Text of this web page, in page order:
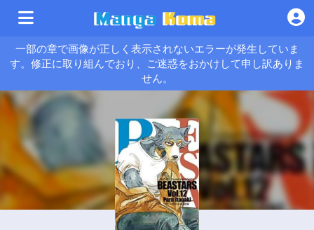
一部の章で画像が正しく表示されないエラーが発生していま
す。修正に取り組んでおり、ご迷惑をおかけして申し訳ありま
せん。